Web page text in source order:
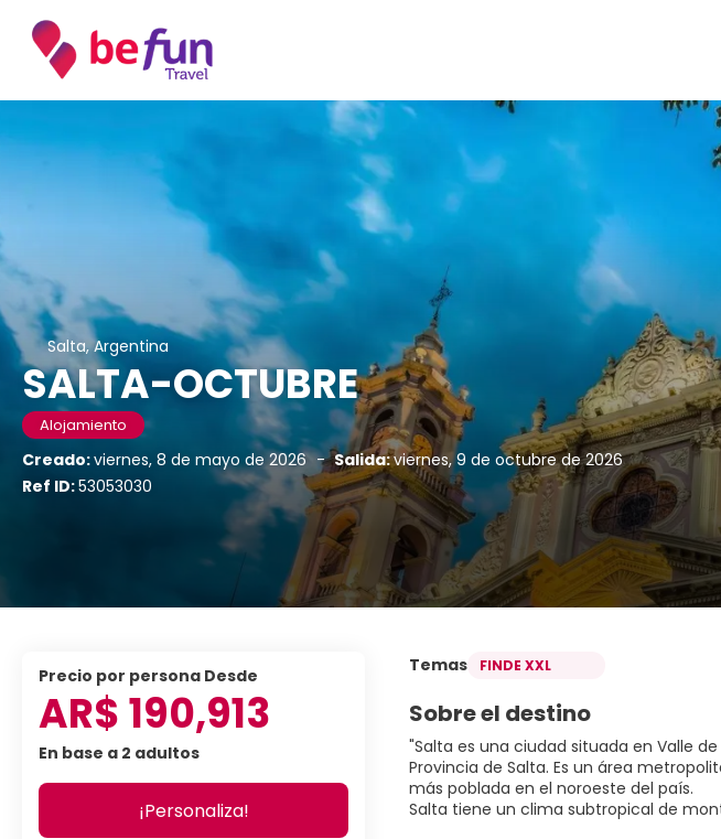
Salta, Argentina
SALTA-OCTUBRE
Alojamiento
Creado:viernes, 8 de mayo de 2026 - Salida:viernes, 9 de octubre de 2026
Ref ID:53053030
Temas FINDE XXL
Sobre el destino
"Salta es una ciudad situada en Valle
Provincia de Salta. Es un área
más poblada en el noroeste del país.
Salta tiene un clima subtropical de
precio por persona Desde
AR$ 190,913
En base a 2 adultos
¡Personaliza!